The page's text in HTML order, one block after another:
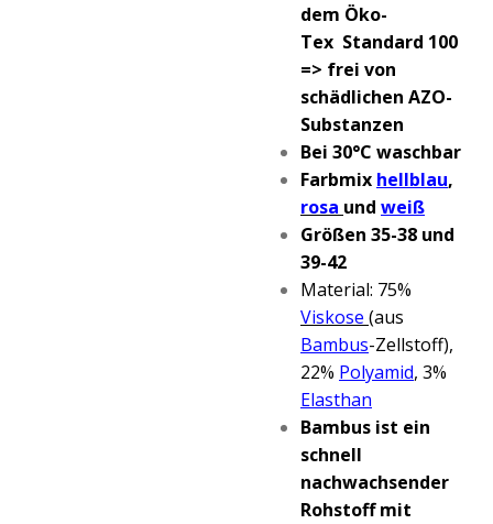
dem Öko-
Tex Standard 100
=> frei von
schädlichen AZO-
Substanzen
Bei 30°C waschbar
Farbmix hellblau,
rosa und weiß
Größen 35-38 und
39-42
Material: 75%
Viskose (aus
Bambus-Zellstoff),
22% Polyamid, 3%
Elasthan
Bambus ist ein
schnell
nachwachsender
Rohstoff mit